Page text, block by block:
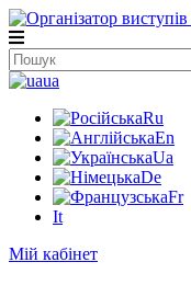
ua
Ru
En
Ua
De
Fr
It
Мій кабінет